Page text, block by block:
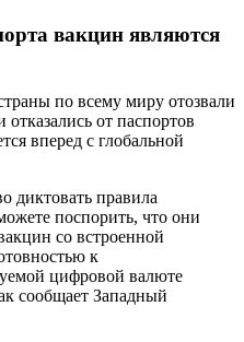
вакцин являются
по всему миру отозвали
от паспортов
вперед с глобальной
диктовать правила
поспорить, что они
со встроенной
к
цифровой валюте
сообщает Западный